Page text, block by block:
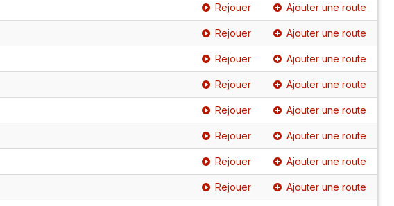
Rejouer Ajouter une route
Rejouer Ajouter une route
Rejouer Ajouter une route
Rejouer Ajouter une route
Rejouer Ajouter une route
Rejouer Ajouter une route
Rejouer Ajouter une route
Rejouer Ajouter une route